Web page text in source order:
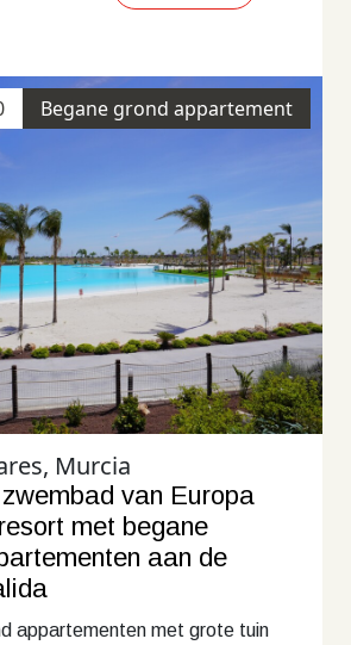
Begane grond appartement
Murcia
van Europa
met begane
aan de
appartementen met grote tuin